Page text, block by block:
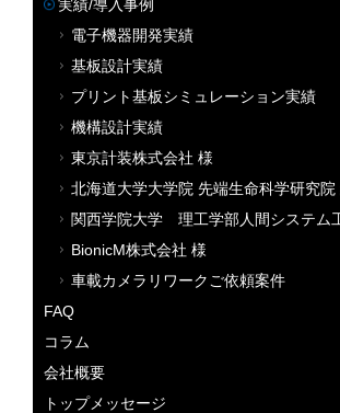
実績/導入事例
電子機器開発実績
基板設計実績
プリント基板シミュレーション実績
機構設計実績
東京計装株式会社 様
北海道大学大学院 先端生命科学研究
関西学院大学 理工学部人間システ
BionicM株式会社 様
車載カメラリワークご依頼案件
FAQ
コラム
会社概要
トップメッセージ